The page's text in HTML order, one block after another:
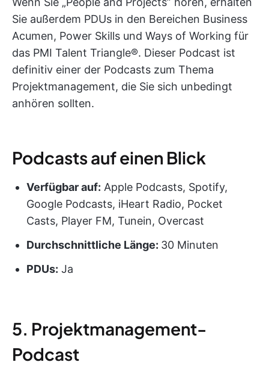
Sie außerdem PDUs in den Bereichen Business
Acumen, Power Skills und Ways of Working für
das PMI Talent Triangle®. Dieser Podcast ist
definitiv einer der Podcasts zum Thema
Projektmanagement, die Sie sich unbedingt
anhören sollten.
Podcasts auf einen Blick
Verfügbar auf: Apple Podcasts, Spotify,
Google Podcasts, iHeart Radio, Pocket
Casts, Player FM, Tunein, Overcast
Durchschnittliche Länge: 30 Minuten
PDUs: Ja
5. Projektmanagement-
Podcast